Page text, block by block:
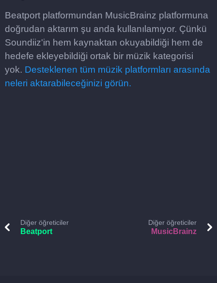
Beatport platformundan MusicBrainz platformuna
doğrudan aktarım şu anda kullanılamıyor. Çünkü
Soundiiz'in hem kaynaktan okuyabildiği hem de
hedefe ekleyebildiği ortak bir müzik kategorisi
yok. Desteklenen tüm müzik platformları arasında
neleri aktarabileceğinizi görün.
Diğer öğreticiler
Beatport
Diğer öğreticiler
MusicBrainz